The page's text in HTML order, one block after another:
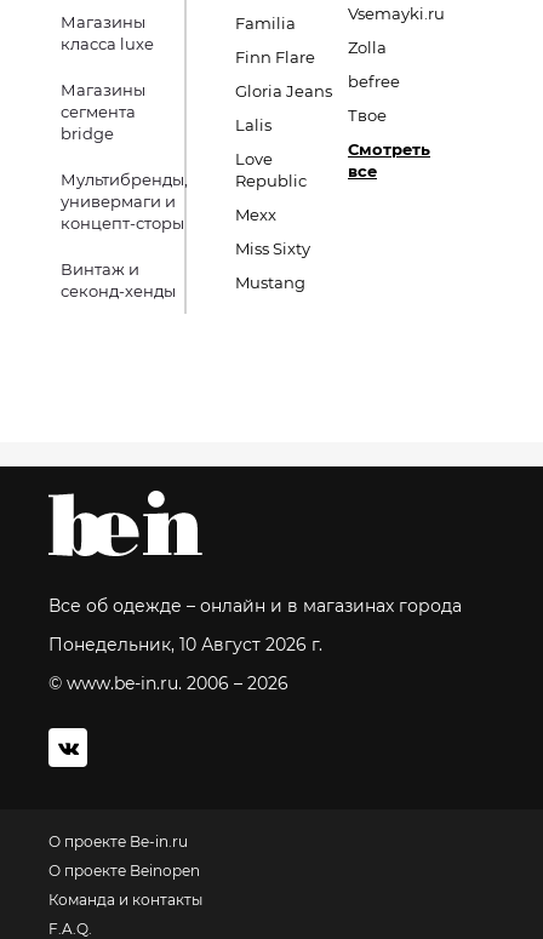
Магазины
класса luxe
Магазины
сегмента
bridge
Мультибренды,
универмаги и
концепт-сторы
Винтаж и
секонд-хенды
Familia
Finn Flare
Gloria Jeans
Lalis
Love
Republic
Mexx
Miss Sixty
Mustang
Vsemayki.ru
Zolla
befree
Твое
Смотреть
все
Все об одежде – онлайн и в магазинах города
Понедельник, 10 Август 2026 г.
© www.be-in.ru. 2006 – 2026
О проекте Be-in.ru
О проекте Beinopen
Команда и контакты
F.A.Q.